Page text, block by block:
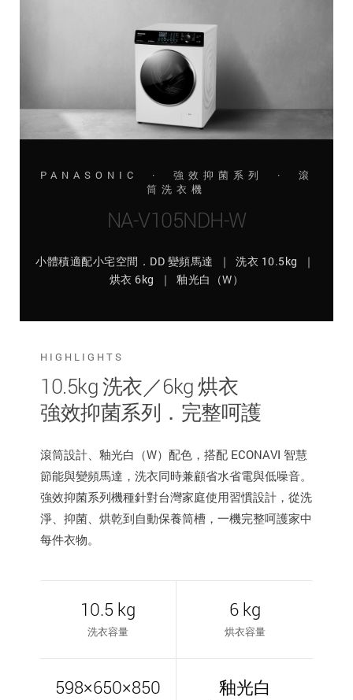
PANASONIC · 強效抑菌系列 · 滾
筒洗衣機
NA-V105NDH-W
小體積適配小宅空間．DD 變頻馬達 ｜ 洗衣 10.5kg ｜
烘衣 6kg ｜ 釉光白（W）
HIGHLIGHTS
10.5kg 洗衣／6kg 烘衣
強效抑菌系列．完整呵護
滾筒設計、釉光白（W）配色，搭配 ECONAVI 智慧
節能與變頻馬達，洗衣同時兼顧省水省電與低噪音。
強效抑菌系列機種針對台灣家庭使用習慣設計，從洗
淨、抑菌、烘乾到自動保養筒槽，一機完整呵護家中
每件衣物。
10.5 kg
洗衣容量
6 kg
烘衣容量
598×650×850 釉光白